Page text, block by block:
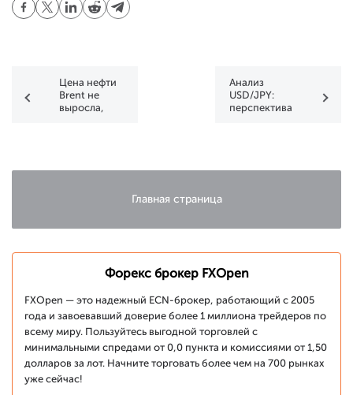
Цена нефти
Brent не
выросла,
Анализ
USD/JPY:
перспектива
Главная страница
Форекс брокер FXOpen
FXOpen — это надежный ECN-брокер, работающий с 2005
года и завоевавший доверие более 1 миллиона трейдеров по
всему миру. Пользуйтесь выгодной торговлей с
минимальными спредами от 0,0 пункта и комиссиями от 1,50
долларов за лот. Начните торговать более чем на 700 рынках
уже сейчас!